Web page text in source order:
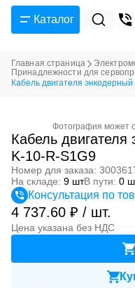
Каталог
Главная страница
Принадлежности для
Кабель двигателя
Фотография может
Кабель
K-10-R-S1G9
Номер для заказа:
На складе: 9 штВ пути: 0
Консультация по
4 737.60 ₽ / шт.
Цена указана без НДС